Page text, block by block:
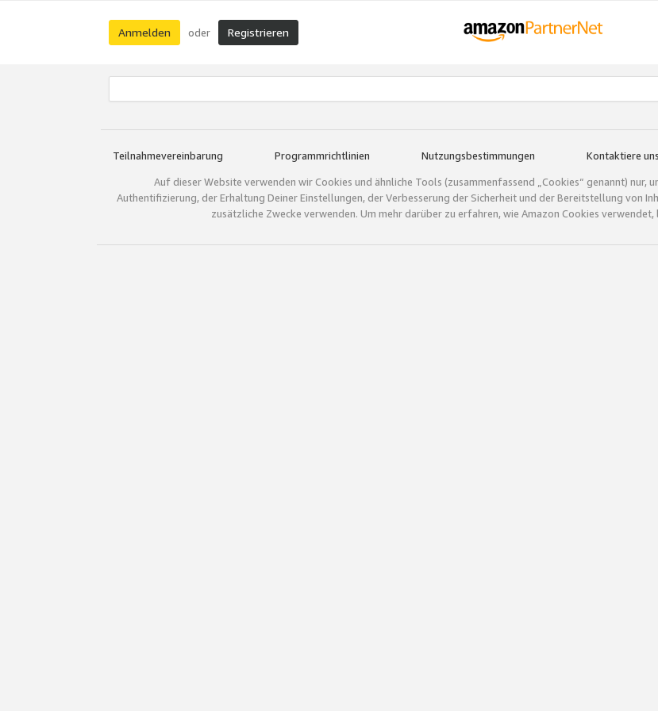
Anmelden oder Registrieren
Teilnahmevereinbarung Programmrichtlinien Nutzungsbestimmungen Kontaktiere uns
Auf dieser Website verwenden wir Cookies und ähnliche Tools (zusammenfassend „Cookies“ genannt) nur,
Authentifizierung, der Erhaltung Deiner Einstellungen, der Verbesserung der Sicherheit und der Bereitstellung von
zusätzliche Zwecke verwenden. Um mehr darüber zu erfahren, wie Amazon Cookies